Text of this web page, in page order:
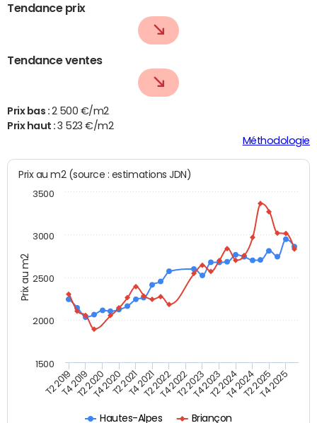
Tendance prix
Tendance ventes
Prix bas : 2 500 €/m2
Prix haut :3 523 €/m2
Méthodologie
Prix au m2
Prix au m2 (source : estimations JDN)
Hautes-Alpes Briançon
T2 2019T4 2019T2 2020T4 2020T2 2021T4 2021T2 2022T4 2022T2 2023T4 2023T2 2024T4 2024T2 2025T4 2025
1500
2000
2500
3000
3500